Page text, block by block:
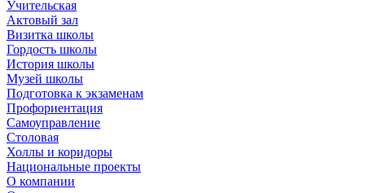
Учительская
Актовый зал
Визитка школы
Гордость школы
История школы
Музей школы
Подготовка к экзаменам
Профориентация
Самоуправление
Столовая
Холлы и коридоры
Национальные проекты
О компании